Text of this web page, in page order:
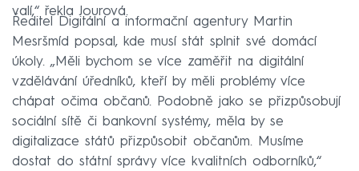
valí,“ řekla Jourová.
Ředitel Digitální a informační agentury Martin
Mesršmíd popsal, kde musí stát splnit své domácí
úkoly. „Měli bychom se více zaměřit na digitální
vzdělávání úředníků, kteří by měli problémy více
chápat očima občanů. Podobně jako se přizpůsobují
sociální sítě či bankovní systémy, měla by se
digitalizace států přizpůsobit občanům. Musíme
dostat do státní správy více kvalitních odborníků,“